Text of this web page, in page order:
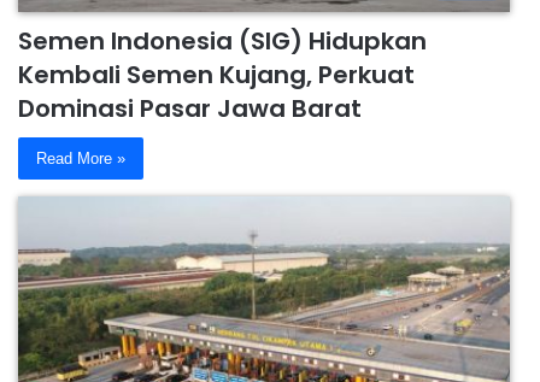
Semen Indonesia (SIG) Hidupkan
Kembali Semen Kujang, Perkuat
Dominasi Pasar Jawa Barat
Read More »